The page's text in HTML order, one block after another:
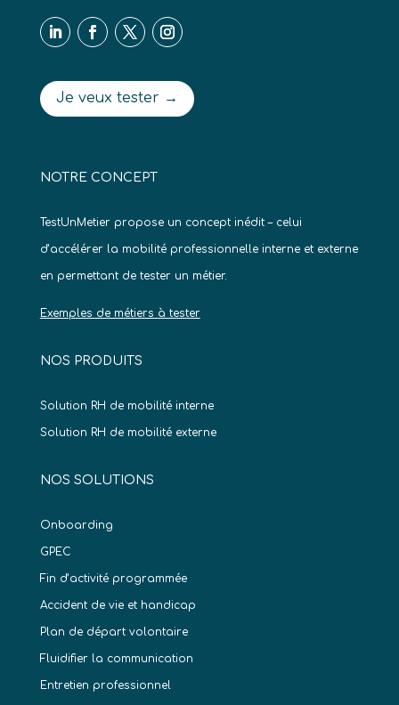
Je veux tester →
NOTRE CONCEPT
TestUnMetier propose un concept inédit – celui
d’accélérer la mobilité professionnelle interne et externe
en permettant de tester un métier.
Exemples de métiers à tester
NOS PRODUITS
Solution RH de mobilité interne
Solution RH de mobilité externe
NOS SOLUTIONS
Onboarding
GPEC
Fin d’activité programmée
Accident de vie et handicap
Plan de départ volontaire
Fluidifier la communication
Entretien professionnel